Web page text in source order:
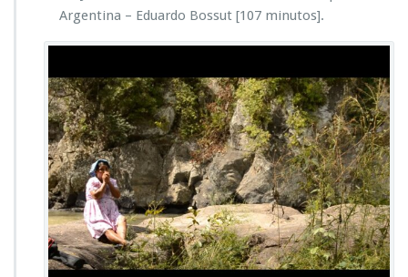
Argentina – Eduardo Bossut [107 minutos].